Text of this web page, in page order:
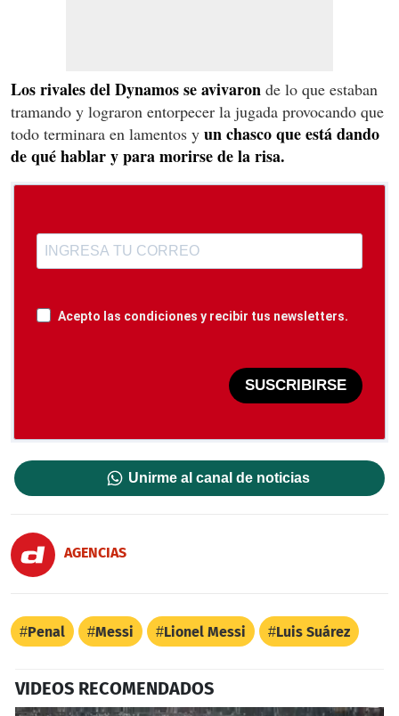
Los rivales del Dynamos se avivaron de lo que estaban
tramando y lograron entorpecer la jugada provocando que
todo terminara en lamentos y un chasco que está dando
de qué hablar y para morirse de la risa.
Acepto las condiciones y recibir tus newsletters.
SUSCRIBIRSE
Unirme al canal de noticias
AGENCIAS
Penal Messi Lionel Messi Luis Suárez
VIDEOS RECOMENDADOS